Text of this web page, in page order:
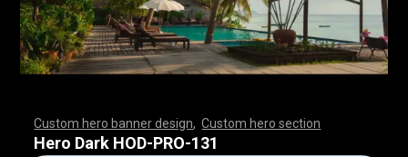
Custom hero banner design ,Custom hero section
,,,,,,,,,,,,,,,,,,,,,,,,,,,,,, ,,,,,,,,,,,,,,,,,,,,,,,
,,,,,,,,,,,,,,,,,,,,,,,,,,,,,, ,,,,,,,,,,,,,,,,,,,,,,
Hero Dark HOD-PRO-131